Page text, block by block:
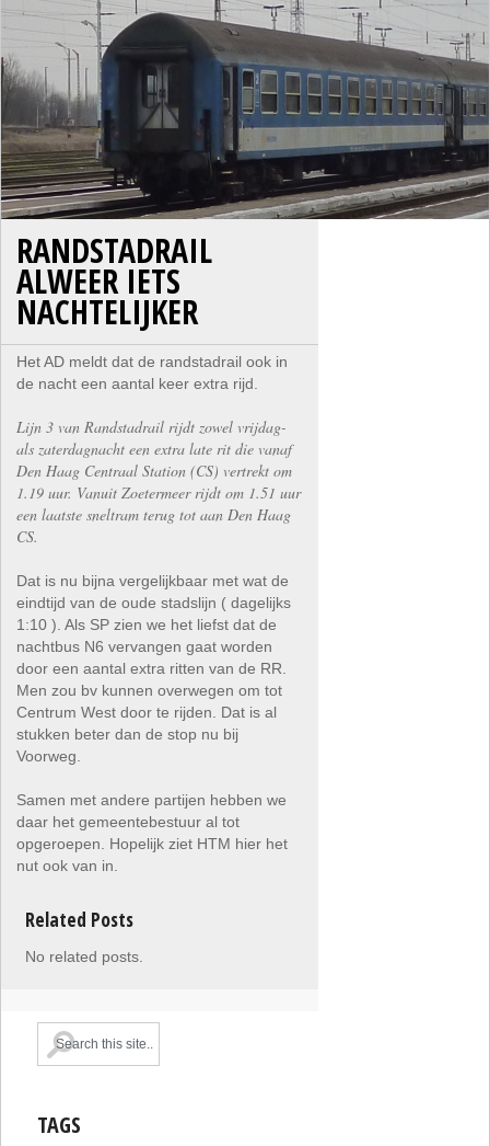
RANDSTADRAIL
ALWEER IETS
NACHTELIJKER
Het AD meldt dat de randstadrail ook in
de nacht een aantal keer extra rijd.
Lijn 3 van Randstadrail rijdt zowel vrijdag-
als zaterdagnacht een extra late rit die vanaf
Den Haag Centraal Station (CS) vertrekt om
1.19 uur. Vanuit Zoetermeer rijdt om 1.51 uur
een laatste sneltram terug tot aan Den Haag
CS.
Dat is nu bijna vergelijkbaar met wat de
eindtijd van de oude stadslijn ( dagelijks
1:10 ). Als SP zien we het liefst dat de
nachtbus N6 vervangen gaat worden
door een aantal extra ritten van de RR.
Men zou bv kunnen overwegen om tot
Centrum West door te rijden. Dat is al
stukken beter dan de stop nu bij
Voorweg.
Samen met andere partijen hebben we
daar het gemeentebestuur al tot
opgeroepen. Hopelijk ziet HTM hier het
nut ook van in.
Related Posts
No related posts.
TAGS